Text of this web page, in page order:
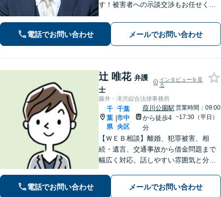
す！被害者への示談交渉もお任せくだ
も」で悩んでいませんか？証拠の集め
方や交渉の進め方には自信がありま
す。調停もお任せください。
電話でお問い合わせ メールでお問い合わせ
辻 唯花 弁護
士
インタビューを見
る
藤井・滝沢綜合法律事務所
千
葉
県
|
千葉
市中
央区
葭川公園駅
から徒歩4
分
営業時間：09:00
~17:30（平日）
【ＷＥＢ相談】離婚、犯罪被害、相
続・遺言、交通事故から借金問題まで
幅広く対応。話しやすい雰囲気と分か
者支援案件の豊富な経験で培った知見
でお話を十分にお聞きし、心に寄り添
電話でお問い合わせ メールでお問い合わせ